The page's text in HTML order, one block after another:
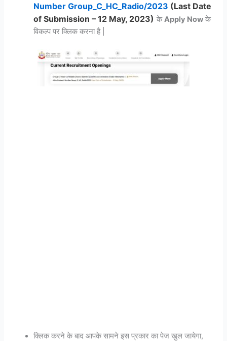
Number Group_C_HC_Radio/2023 (Last Date
of Submission – 12 May, 2023) केApply Now के
विकल्प पर क्लिक करना है |
क्लिक करने के बाद आपके सामने इस प्रकार का पेज खुल जायेगा,